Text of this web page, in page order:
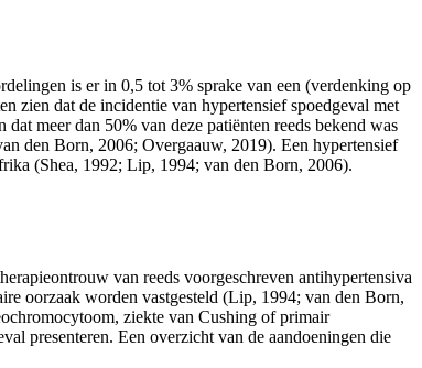
is er in 0,5 tot 3% sprake van een (verdenking op
zien dat de incidentie van hypertensief spoedgeval met
meer dan 50% van deze patiënten reeds bekend was
den Born, 2006; Overgaauw, 2019). Een hypertensief
(Shea, 1992; Lip, 1994; van den Born, 2006).
van reeds voorgeschreven antihypertensiva
oorzaak worden vastgesteld (Lip, 1994; van den Born,
ziekte van Cushing of primair
presenteren. Een overzicht van de aandoeningen die